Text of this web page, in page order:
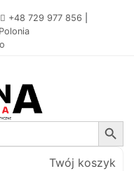
+48 729 977 856
Search Button
Twój koszyk